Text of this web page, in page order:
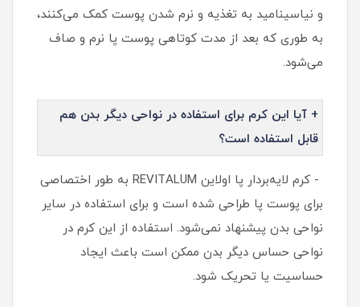
و نیاسینامید به تغذیه و نرم شدن پوست کمک می‌کنند،
به طوری که بعد از مدت کوتاهی پوست پا نرم و صاف
می‌شود.
+ آیا این کرم برای استفاده در نواحی دیگر بدن هم
قابل استفاده است؟
- کرم لایه‌بردار پا اولاین REVITALUM به طور اختصاصی
برای پوست پا طراحی شده است و برای استفاده در سایر
نواحی بدن پیشنهاد نمی‌شود. استفاده از این کرم در
نواحی حساس دیگر بدن ممکن است باعث ایجاد
حساسیت یا تحریک شود.